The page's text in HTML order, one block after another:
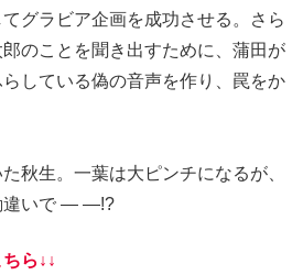
グラビア企画を成功させる。さら
のことを聞き出すために、蒲田が
している偽の音声を作り、罠をか
秋生。一葉は大ピンチになるが、
違いで — —!?
ら↓↓